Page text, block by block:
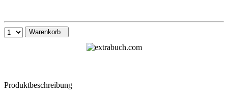
Warenkorb
Produktbeschreibung